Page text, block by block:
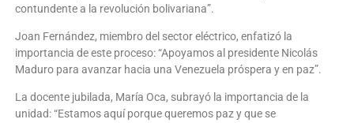
contundente a la revolución bolivariana”.
Joan Fernández, miembro del sector eléctrico, enfatizó la
importancia de este proceso: “Apoyamos al presidente Nicolás
Maduro para avanzar hacia una Venezuela próspera y en paz”.
La docente jubilada, María Oca, subrayó la importancia de la
unidad: “Estamos aquí porque queremos paz y que se